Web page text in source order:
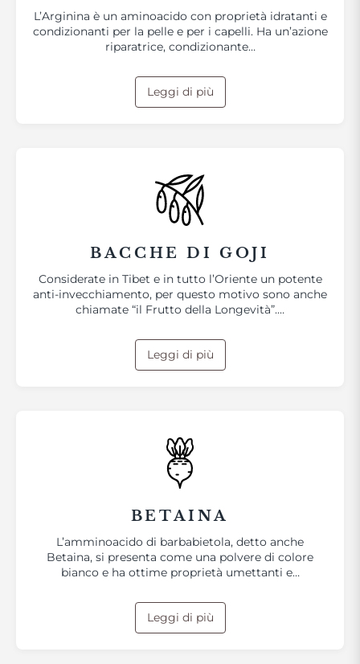
L’Arginina è un aminoacido con proprietà idratanti e
condizionanti per la pelle e per i capelli. Ha un’azione
riparatrice, condizionante…
Leggi di più
BACCHE DI GOJI
Considerate in Tibet e in tutto l’Oriente un potente
anti-invecchiamento, per questo motivo sono anche
chiamate “il Frutto della Longevità”.…
Leggi di più
BETAINA
L’amminoacido di barbabietola, detto anche
Betaina, si presenta come una polvere di colore
bianco e ha ottime proprietà umettanti e…
Leggi di più